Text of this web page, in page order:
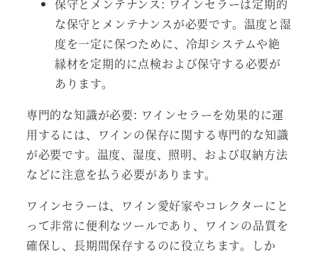
保守とメンテナンス: ワインセラーは定期的
な保守とメンテナンスが必要です。温度と湿
度を一定に保つために、冷却システムや絶
縁材を定期的に点検および保守する必要が
あります。
専門的な知識が必要: ワインセラーを効果的に運
用するには、ワインの保存に関する専門的な知識
が必要です。温度、湿度、照明、および収納方法
などに注意を払う必要があります。
ワインセラーは、ワイン愛好家やコレクターにと
って非常に便利なツールであり、ワインの品質を
確保し、長期間保存するのに役立ちます。しか